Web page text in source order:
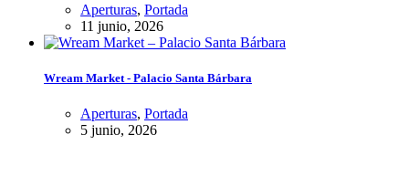
Aperturas, Portada
11 junio, 2026
Wream Market - Palacio Santa Bárbara
Aperturas, Portada
5 junio, 2026